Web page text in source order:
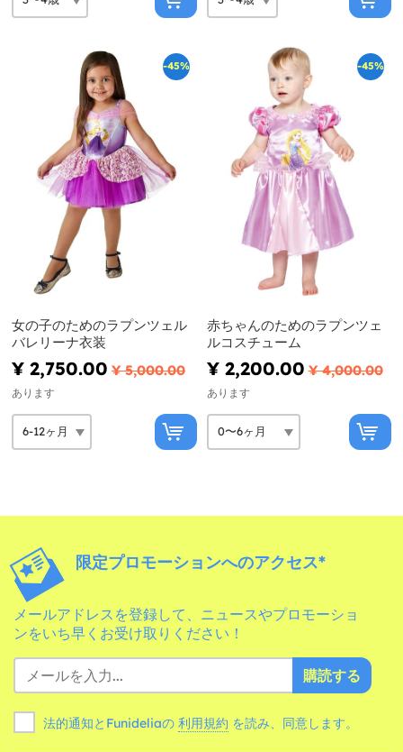
-45%
女の子のためのラプンツェル
バレリーナ衣装
¥ 2,750.00 ¥ 5,000.00
あります
-45%
赤ちゃんのためのラプンツェ
ルコスチューム
¥ 2,200.00 ¥ 4,000.00
あります
限定プロモーションへのアクセス*
メールアドレスを登録して、ニュースやプロモーショ
ンをいち早くお受け取りください！
購読する
法的通知とFunideliaの 利用規約 を読み、同意します。